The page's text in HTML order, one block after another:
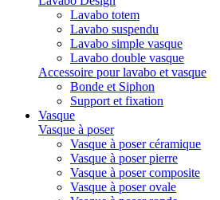
Lavabo totem
Lavabo suspendu
Lavabo simple vasque
Lavabo double vasque
Accessoire pour lavabo et vasque
Bonde et Siphon
Support et fixation
Vasque
Vasque à poser
Vasque à poser céramique
Vasque à poser pierre
Vasque à poser composite
Vasque à poser ovale